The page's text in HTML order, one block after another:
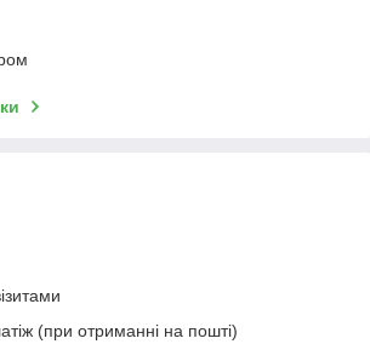
(при отриманні на пошті)